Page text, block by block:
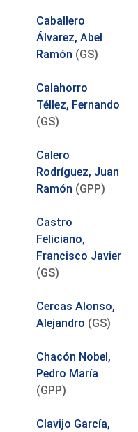
Caballero
Álvarez, Abel
Ramón (GS)
Calahorro
Téllez, Fernando
(GS)
Calero
Rodríguez, Juan
Ramón (GPP)
Castro
Feliciano,
Francisco Javier
(GS)
Cercas Alonso,
Alejandro (GS)
Chacón Nobel,
Pedro María
(GPP)
Clavijo García,